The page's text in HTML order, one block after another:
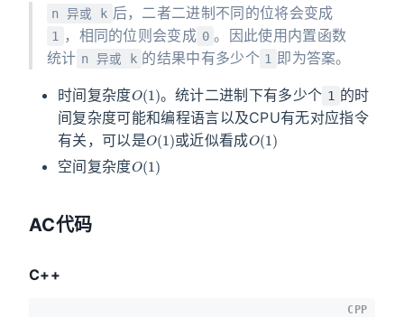
n 异或 k 后，二者二进制不同的位将会变成
1 ，相同的位则会变成 0 。因此使用内置函数
统计 n 异或 k 的结果中有多少个 1 即为答案。
时间复杂度 。统计二进制下有多少个 1 的时
间复杂度可能和编程语言以及CPU有无对应指令
有关，可以是
O(1)
或近似看成
O(1)
空间复杂度
O(1 )
AC代码
C++
CPP